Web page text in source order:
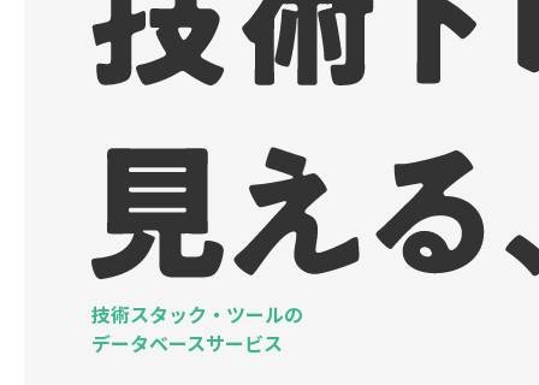
技術スタック・ツールの
データベースサービス